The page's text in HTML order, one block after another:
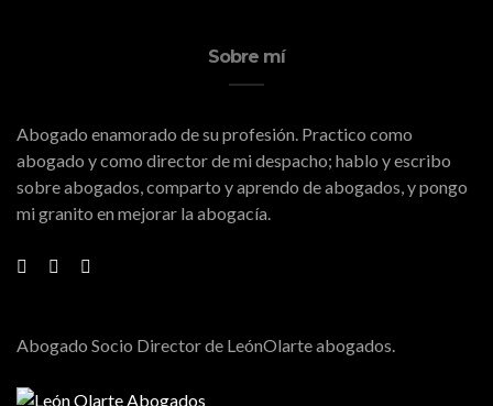
Sobre mí
Abogado enamorado de su profesión. Practico como
abogado y como director de mi despacho; hablo y escribo
sobre abogados, comparto y aprendo de abogados, y pongo
mi granito en mejorar la abogacía.
Abogado Socio Director de LeónOlarte abogados.